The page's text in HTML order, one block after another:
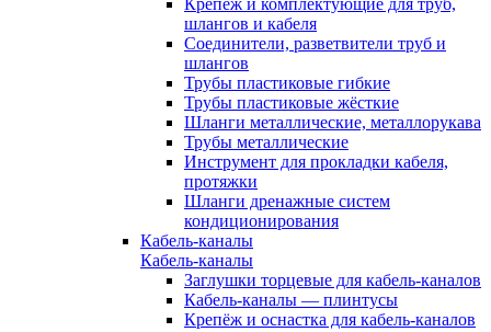
Крепёж и комплектующие для труб,
шлангов и кабеля
Соединители, разветвители труб и
шлангов
Трубы пластиковые гибкие
Трубы пластиковые жёсткие
Шланги металлические, металлорукава
Трубы металлические
Инструмент для прокладки кабеля,
протяжки
Шланги дренажные систем
кондиционирования
Кабель-каналы
Кабель-каналы
Заглушки торцевые для кабель-каналов
Кабель-каналы — плинтусы
Крепёж и оснастка для кабель-каналов